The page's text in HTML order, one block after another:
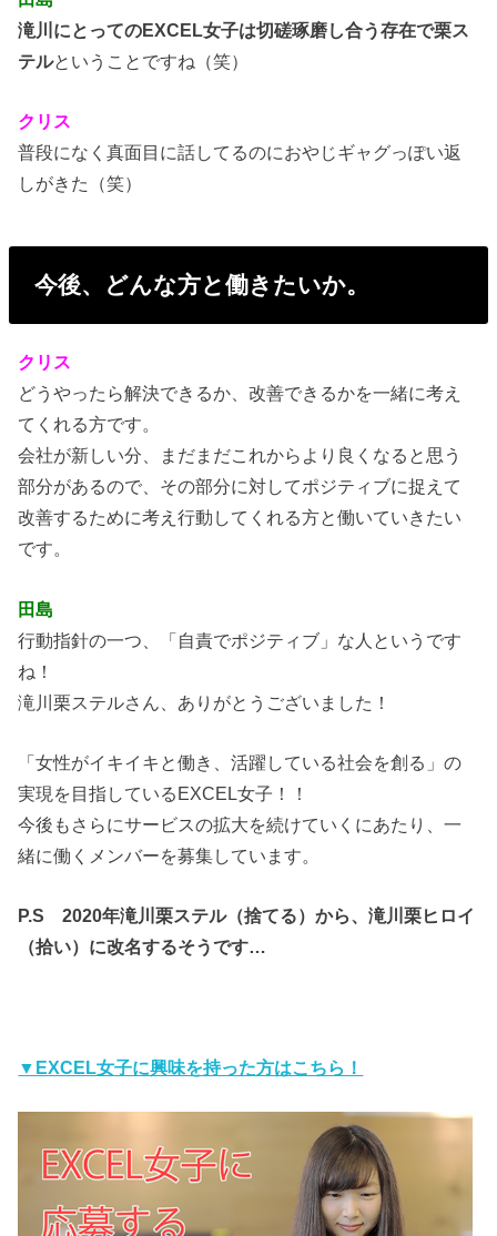
滝川にとってのEXCEL女子は切磋琢磨し合う存在で栗ス
テルということですね（笑）
クリス
普段になく真面目に話してるのにおやじギャグっぽい返
しがきた（笑）
今後、どんな方と働きたいか。
クリス
どうやったら解決できるか、改善できるかを一緒に考え
てくれる方です。
会社が新しい分、まだまだこれからより良くなると思う
部分があるので、その部分に対してポジティブに捉えて
改善するために考え行動してくれる方と働いていきたい
です。
田島
行動指針の一つ、「自責でポジティブ」な人というです
ね！
滝川栗ステルさん、ありがとうございました！
「女性がイキイキと働き、活躍している社会を創る」の
実現を目指しているEXCEL女子！！
今後もさらにサービスの拡大を続けていくにあたり、一
緒に働くメンバーを募集しています。
P.S 2020年滝川栗ステル（捨てる）から、滝川栗ヒロイ
（拾い）に改名するそうです…
▼EXCEL女子に興味を持った方はこちら！